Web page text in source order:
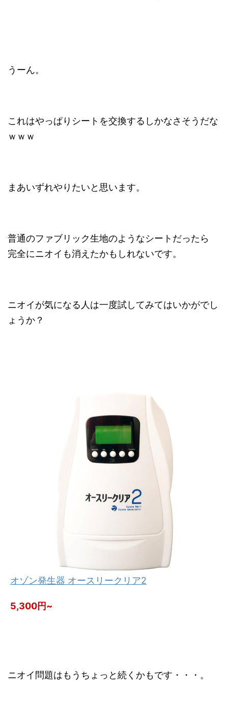
うーん。
これはやっぱりシートを交換するしかなさそうだな
ｗｗｗ
まあいずれやりたいと思います。
普通のファブリック生地のようなシートだったら
完全にニオイも消えたかもしれないです。
ニオイが気になる人は一度試してみてはいかがでし
ょうか？
オゾン発生器 オースリークリア2
5,300円~
ニオイ問題はもうちょっと続くかもです・・・。